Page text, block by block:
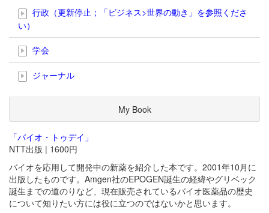
行政（更新停止；「ビジネス>世界の動き」を参照くださ
い）
学会
ジャーナル
My Book
「バイオ・トゥデイ」
NTT出版 | 1600円
バイオを応用して開発中の新薬を紹介した本です。2001年10月に
出版したものです。Amgen社のEPOGEN誕生の経緯やグリベック
誕生までの道のりなど、現在販売されているバイオ医薬品の歴史
について知りたい方には役に立つのではないかと思います。